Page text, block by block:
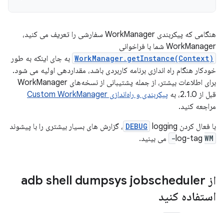
هنگامی که پیکربندی WorkManager سفارشی را تعریف می کنید،
WorkManager شما با فراخوانی
WorkManager.getInstance(Context) به جای اینکه به طور
خودکار هنگام راه اندازی برنامه کاربردی باشد، مقداردهی اولیه می شود.
برای اطلاعات بیشتر، از جمله پشتیبانی از نسخه‌های WorkManager
قبل از 2.1.0، به
پیکربندی و راه‌اندازی Custom WorkManager
مراجعه کنید.
با فعال کردن
DEBUG logging، گزارش های بسیار بیشتری را با پیشوند
log-tag WM- می بینید.
از adb shell dumpsys jobscheduler
استفاده کنید